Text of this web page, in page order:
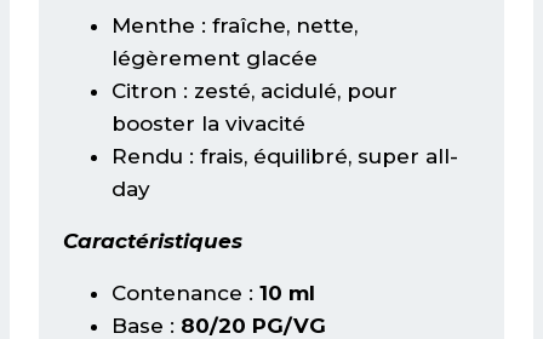
Menthe : fraîche, nette,
légèrement glacée
Citron : zesté, acidulé, pour
booster la vivacité
Rendu : frais, équilibré, super all-
day
Caractéristiques
Contenance : 10 ml
Base : 80/20 PG/VG